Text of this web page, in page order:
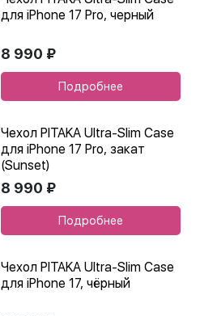
для iPhone 17 Pro, черный
8 990 ₽
Подробнее
Чехол PITAKA Ultra-Slim Case
для iPhone 17 Pro, закат
(Sunset)
8 990 ₽
Подробнее
Чехол PITAKA Ultra-Slim Case
для iPhone 17, чёрный